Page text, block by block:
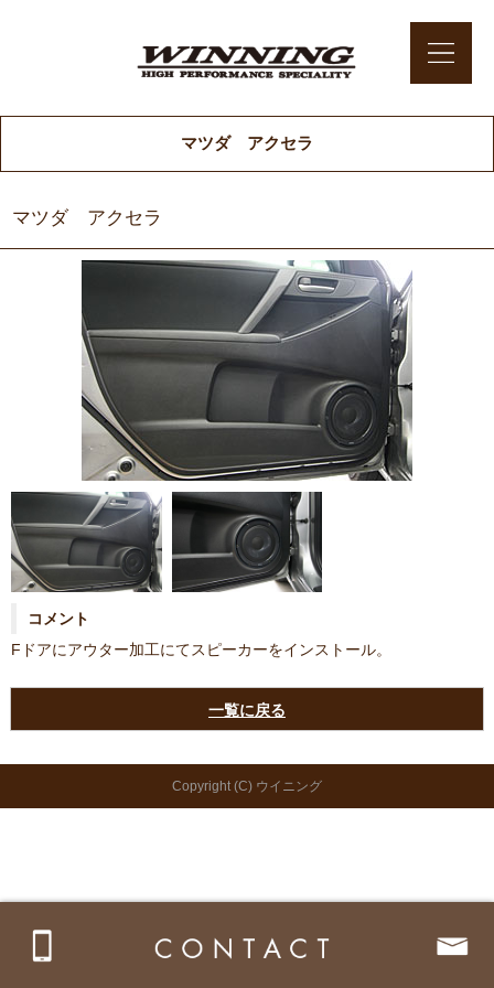
マツダ アクセラ
マツダ アクセラ
コメント
Fドアにアウター加工にてスピーカーをインストール。
一覧に戻る
Copyright (C) ウイニング